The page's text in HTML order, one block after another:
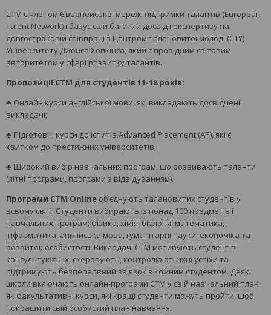
CTM є членом Європейської мережі підтримки талантів (European
Talent Network) і базує свій багатий досвід і експертизу на
довгостроковій співпраці з Центром талановитої молоді (CTY)
Університету Джонcа Хопкінса, який є провідним світовим
авторитетом у сфері розвитку талантів.
Пропозиції CTM для студентів 11-18 років:
♣ Онлайн курси англійської мови, які викладають досвідчені
викладачі;
♣ Підготовчі курси до іспитів Advanced Placement (AP), які є
квитком до престижних університетів;
♣ Широкий вибір навчальних програм, що розвивають таланти
(літні програми, програми з відвідуванням).
Програми CTM Online об’єднують талановитих студентів у
всьому світі. Студенти вибирають із понад 100 предметів і
навчальних програм: фізика, хімія, біологія, математика,
інформатика, англійська мова, гуманітарні науки, економіка та
розвиток особистості. Викладачі CTM мотивують студентів,
консультують їх, скеровують, контролюють їхні успіхи та
підтримують безперервний зв'язок з кожним студентом. Деякі
школи включають онлайн-програми CTM у свій навчальний план
як факультативні курси, які кращі студенти можуть пройти, щоб
покращити свій особистий план навчання.